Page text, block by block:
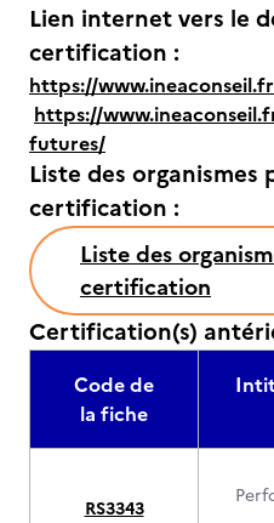
Lien internet vers le
certification :
https://
https://
futures/
Liste des organismes
certification :
Liste des
certification
Certification(s)
Code de
la fiche
RS3343